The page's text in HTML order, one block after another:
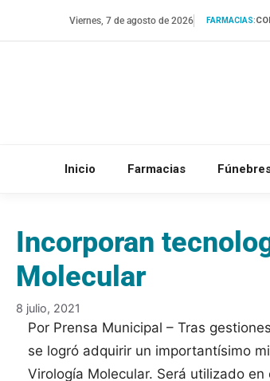
Viernes, 7 de agosto de 2026 FARMACIAS:
Inicio Farmacias
Incorporan
Molecular
8 julio, 2021
Por Prensa Municipal – Tras
se logró adquirir un importantísimo
Virología Molecular. Será utilizado